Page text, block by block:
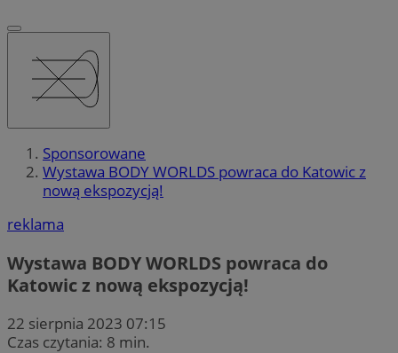
Sponsorowane
Wystawa BODY WORLDS powraca do Katowic z
nową ekspozycją!
reklama
Wystawa BODY WORLDS powraca do
Katowic z nową ekspozycją!
22 sierpnia 2023 07:15
Czas czytania: 8 min.